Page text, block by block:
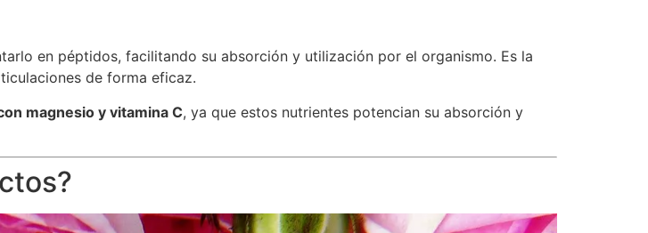
en péptidos, facilitando su absorción y utilización por el organismo. Es la
de forma eficaz.
magnesio y vitamina C, ya que estos nutrientes potencian su absorción y